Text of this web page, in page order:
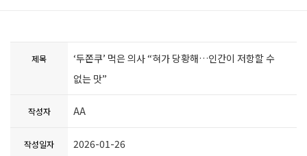
제목
‘두쫀쿠’ 먹은 의사 “혀가 당황해…인간이 저항할 수
없는 맛”
작성자 AA
작성일자 2026-01-26